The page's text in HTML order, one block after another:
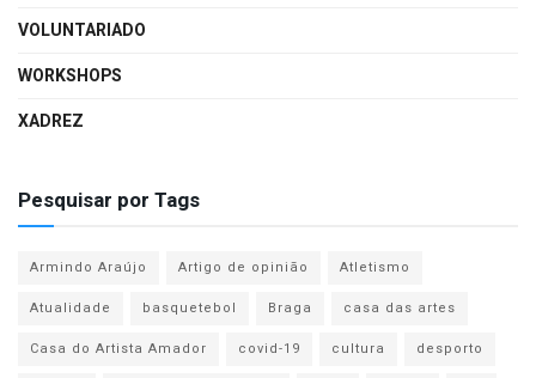
VOLUNTARIADO
WORKSHOPS
XADREZ
Pesquisar por Tags
Armindo Araújo Artigo de opinião
Atletismo
Atualidade
basquetebol Braga
casa das artes
Casa do Artista Amador
covid-19 cultura
desporto